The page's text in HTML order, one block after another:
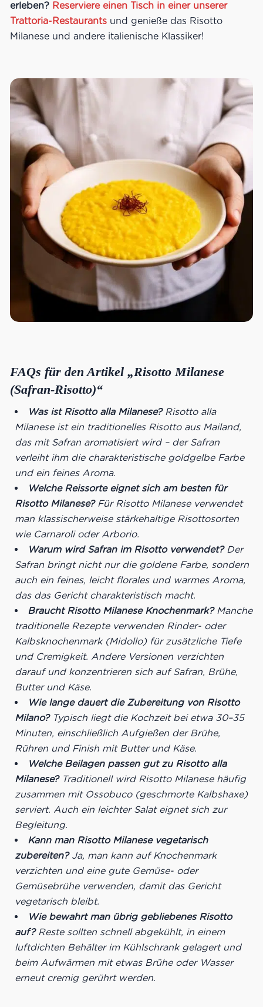
erleben? Reserviere einen Tisch in einer unserer
Trattoria-Restaurants und genieße das Risotto
Milanese und andere italienische Klassiker!
FAQs für den Artikel „Risotto Milanese
(Safran-Risotto)“
Was ist Risotto alla Milanese?Risotto alla
Milanese ist ein traditionelles Risotto aus Mailand,
das mit Safran aromatisiert wird – der Safran
verleiht ihm die charakteristische goldgelbe Farbe
und ein feines Aroma.
Welche Reissorte eignet sich am besten für
Risotto Milanese?Für Risotto Milanese verwendet
man klassischerweise stärkehaltige Risottosorten
wie Carnaroli oder Arborio.
Warum wird Safran im Risotto verwendet?Der
Safran bringt nicht nur die goldene Farbe, sondern
auch ein feines, leicht florales und warmes Aroma,
das das Gericht charakteristisch macht.
Braucht Risotto Milanese Knochenmark?Manche
traditionelle Rezepte verwenden Rinder- oder
Kalbsknochenmark (Midollo) für zusätzliche Tiefe
und Cremigkeit. Andere Versionen verzichten
darauf und konzentrieren sich auf Safran, Brühe,
Butter und Käse.
Wie lange dauert die Zubereitung von Risotto
Milano?Typisch liegt die Kochzeit bei etwa 30–35
Minuten, einschließlich Aufgießen der Brühe,
Rühren und Finish mit Butter und Käse.
Welche Beilagen passen gut zu Risotto alla
Milanese?Traditionell wird Risotto Milanese häufig
zusammen mit Ossobuco (geschmorte Kalbshaxe)
serviert. Auch ein leichter Salat eignet sich zur
Begleitung.
Kann man Risotto Milanese vegetarisch
zubereiten?Ja, man kann auf Knochenmark
verzichten und eine gute Gemüse- oder
Gemüsebrühe verwenden, damit das Gericht
vegetarisch bleibt.
Wie bewahrt man übrig gebliebenes Risotto
auf?Reste sollten schnell abgekühlt, in einem
luftdichten Behälter im Kühlschrank gelagert und
beim Aufwärmen mit etwas Brühe oder Wasser
erneut cremig gerührt werden.